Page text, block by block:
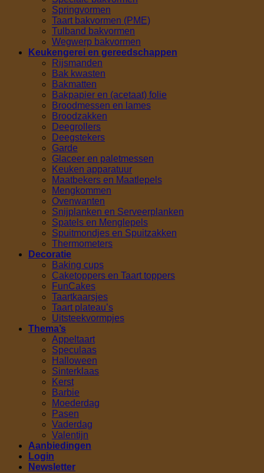
Springvormen
Taart bakvormen (PME)
Tulband bakvormen
Wegwerp bakvormen
Keukengerei en gereedschappen
Rijsmanden
Bak kwasten
Bakmatten
Bakpapier en (acetaat) folie
Broodmessen en lames
Broodzakken
Deegrollers
Deegstekers
Garde
Glaceer en paletmessen
Keuken apparatuur
Maatbekers en Maatlepels
Mengkommen
Ovenwanten
Snijplanken en Serveerplanken
Spatels en Menglepels
Spuitmondjes en Spuitzakken
Thermometers
Decoratie
Baking cups
Caketoppers en Taart toppers
FunCakes
Taartkaarsjes
Taart plateau’s
Uitsteekvormpjes
Thema’s
Appeltaart
Speculaas
Halloween
Sinterklaas
Kerst
Barbie
Moederdag
Pasen
Vaderdag
Valentijn
Aanbiedingen
Login
Newsletter